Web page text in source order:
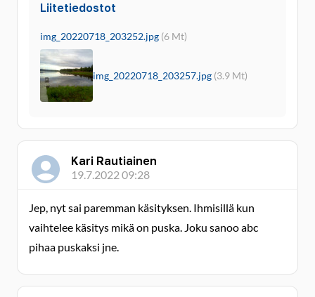
Liitetiedostot
img_20220718_203252.jpg (6 Mt)
img_20220718_203257.jpg (3.9 Mt)
Kari Rautiainen
19.7.2022 09:28
Jep, nyt sai paremman käsityksen. Ihmisillä kun
vaihtelee käsitys mikä on puska. Joku sanoo abc
pihaa puskaksi jne.